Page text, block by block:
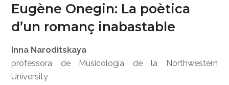
Eugène Onegin: La poètica
d’un romanç inabastable
Inna Naroditskaya
professora de Musicologia de la Northwestern
University